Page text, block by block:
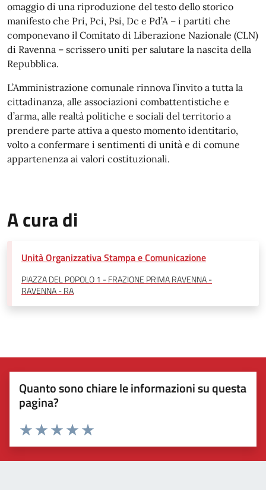
omaggio di una riproduzione del testo dello storico
manifesto che Pri, Pci, Psi, Dc e Pd’A – i partiti che
componevano il Comitato di Liberazione Nazionale (CLN)
di Ravenna – scrissero uniti per salutare la nascita della
Repubblica.
L’Amministrazione comunale rinnova l’invito a tutta la
cittadinanza, alle associazioni combattentistiche e
d’arma, alle realtà politiche e sociali del territorio a
prendere parte attiva a questo momento identitario,
volto a confermare i sentimenti di unità e di comune
appartenenza ai valori costituzionali.
A cura di
Unità Organizzativa Stampa e Comunicazione
PIAZZA DEL POPOLO 1 - FRAZIONE PRIMA RAVENNA -
RAVENNA - RA
Quanto sono chiare le informazioni su questa
pagina?
Valuta 5 stelle su 5
Valuta 4 stelle su 5
Valuta 3 stelle su 5
Valuta 2 stelle su 5
Valuta 1 stelle su 5